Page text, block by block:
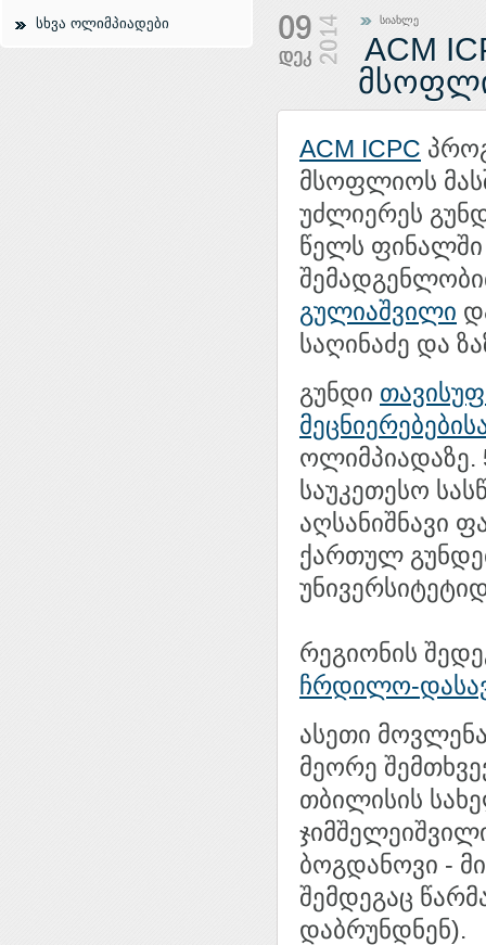
სხვა ოლიმპიადები სიახლე
ACM
ACM ICPC
მსოფლიოს
უძლიერეს
წელს
გულიაშვილი
საღინაძე და
გუნდი
ოლიმპიადაზე.
საუკეთესო
აღსანიშნავი
ქართულ
რეგიონის
ჩრდილო-
ასეთი
მეორე
თბილისის
ბოგდანოვი -
შემდეგაც
დაბრუნდნენ).